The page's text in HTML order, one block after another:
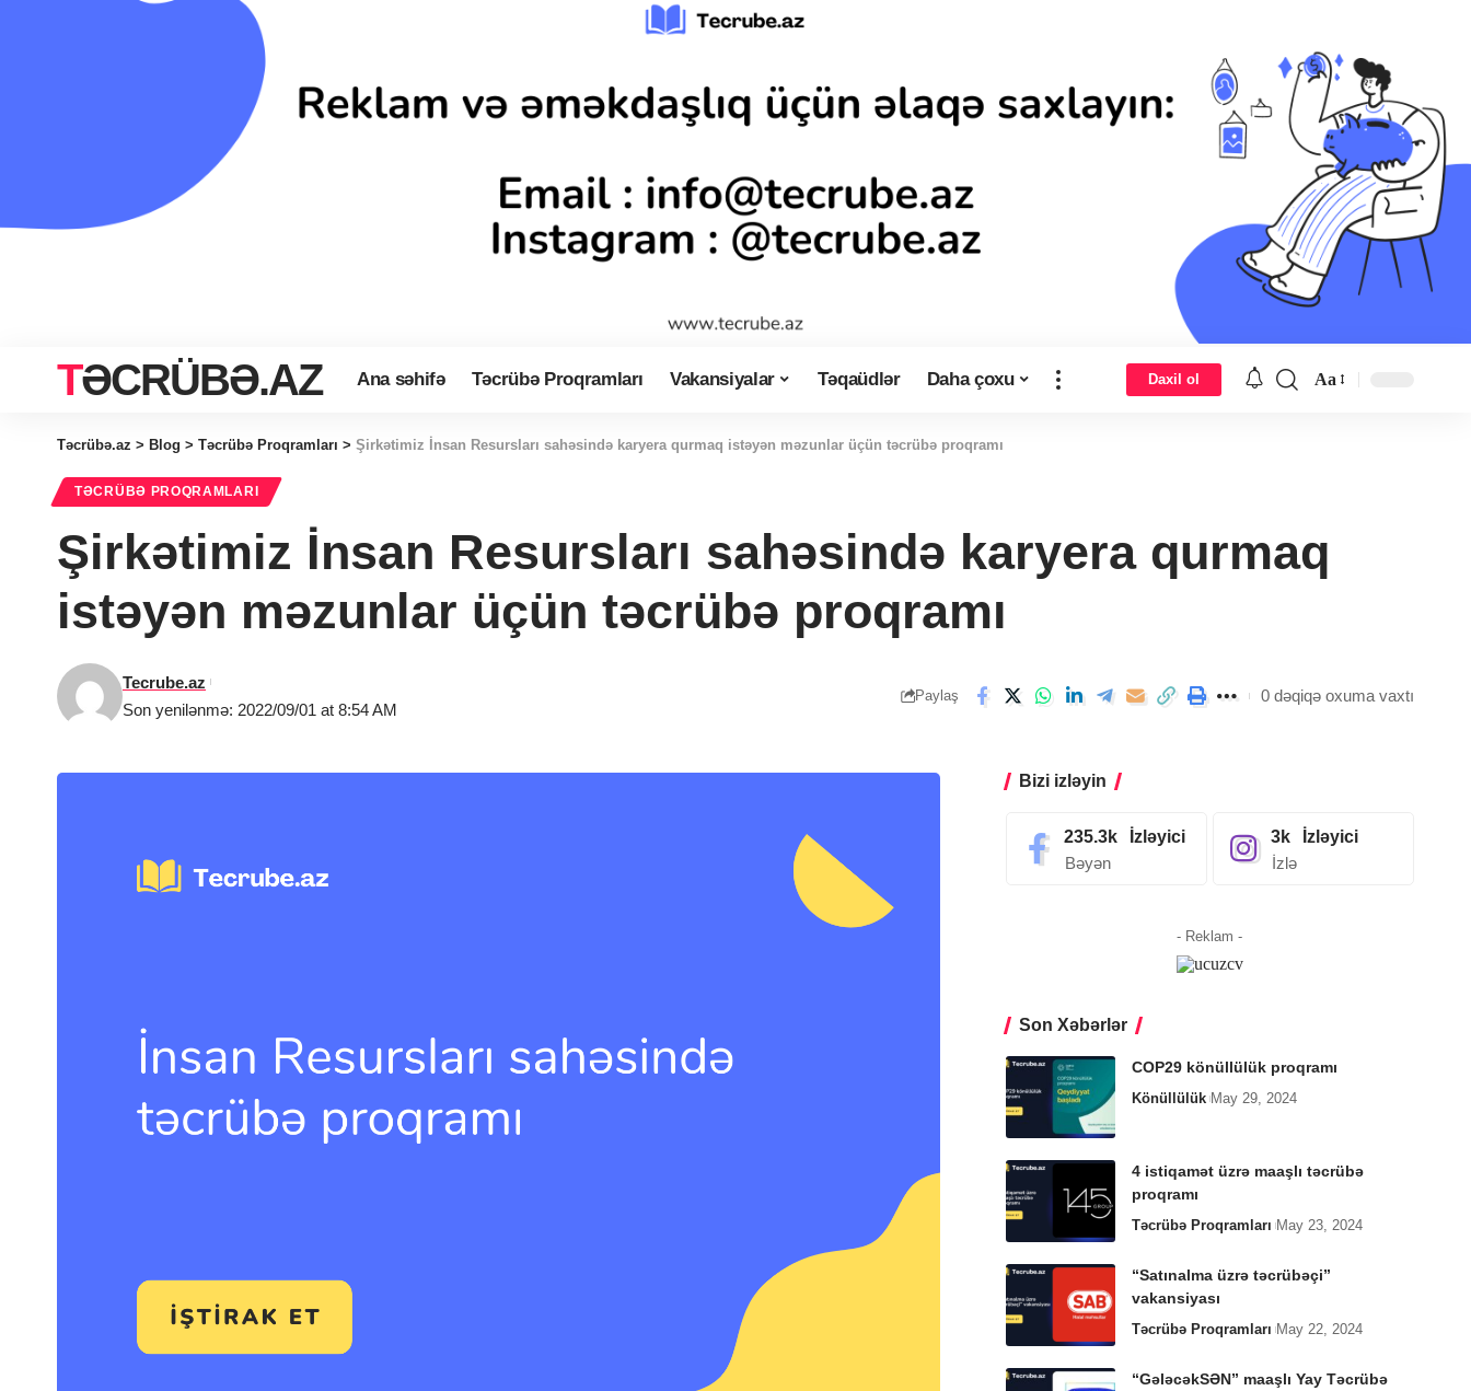
TƏCRÜBƏ.AZ Ana səhifə Təcrübə Proqramları Vakansiyalar Təqaüdlər Daha çoxu Daxil ol Aa
Təcrübə.az > Blog > Təcrübə Proqramları > Şirkətimiz İnsan Resursları sahəsində karyera qurmaq istəyən məzunlar üçün təcrübə proqramı
TƏCRÜBƏ PROQRAMLARI
Şirkətimiz İnsan Resursları sahəsində karyera qurmaq
istəyən məzunlar üçün təcrübə proqramı
Son yenilənmə: 2022/09/01 at 8:54 AM
Tecrube.az
Paylaş 0 dəqiqə oxuma vaxtı
Bizi izləyin
235.3k İzləyici
Bəyən
3k İzləyici
İzlə
- Reklam -
Son Xəbərlər
COP29 könüllülük proqramı
Könüllülük May 29, 2024
4 istiqamət üzrə maaşlı təcrübə
proqramı
Təcrübə Proqramları May 23, 2024
“Satınalma üzrə təcrübəçi”
vakansiyası
Təcrübə Proqramları May 22, 2024
“GələcəkSƏN” maaşlı Yay Təcrübə